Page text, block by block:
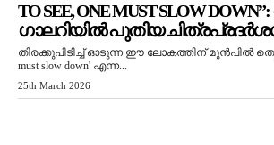
TO SEE, ONE MUST SLOW
ഗാലറിയിൽ പുതിയ
തിരക്കുപിടിച്ച് ഓടുന്ന ഈ ലോകത്തിന് മുൻപിൽ
must slow down' എന്ന...
25th March 2026